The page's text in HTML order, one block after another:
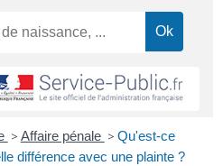
> Affaire pénale > Qu'est-ce
différence avec une plainte ?